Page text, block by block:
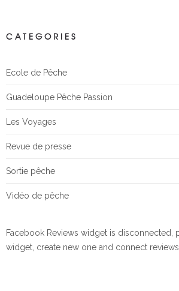
CATEGORIES
Ecole de Pêche
Guadeloupe Pêche Passion
Les Voyages
Revue de presse
Sortie pêche
Vidéo de pêche
Facebook Reviews widget is disconnected,
widget, create new one and connect